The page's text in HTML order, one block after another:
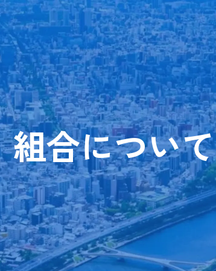
組合について